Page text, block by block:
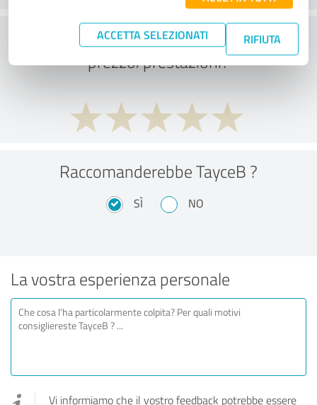
ACCETTA SELEZIONATI RIFIUTA
Cosa ne pensate del rapporto
prezzo/prestazioni?
Raccomanderebbe TayceB ?
SÌ NO
La vostra esperienza personale
Vi informiamo che il vostro feedback potrebbe essere